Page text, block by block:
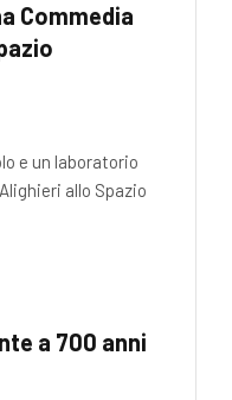
Commedia
e un laboratorio
allo Spazio
a 700 anni